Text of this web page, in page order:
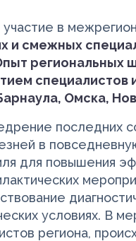
в
и смежных
региональных
специалистов
Омска,
последних
в
для повышения
условиях. В
региона,